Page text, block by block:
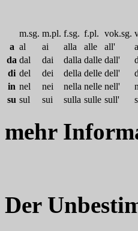
m.sg. m.pl. f.sg. f.pl. vok.sg.
a al ai alla alle all'
da dal dai dalla dalle dall'
di del dei della delle dell'
in nel nei nella nelle nell'
su sul sui sulla sulle sull'
mehr
Der